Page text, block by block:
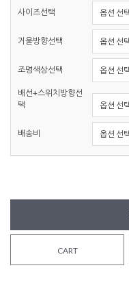
사이즈선택
거울방향선택
조명색상선택
배선+스위치방향선
택
배송비
CART